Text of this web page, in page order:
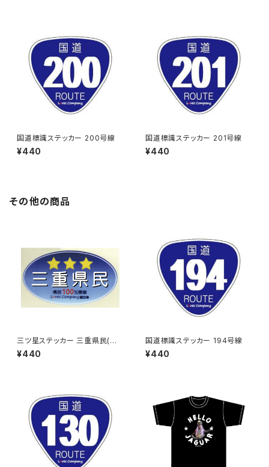
国道標識ステッカー 200号線
¥440
国道標識ステッカー 201号線
¥440
その他の商品
三ツ星ステッカー 三重県民(ブ
ルー)
¥440
国道標識ステッカー 194号線
¥440